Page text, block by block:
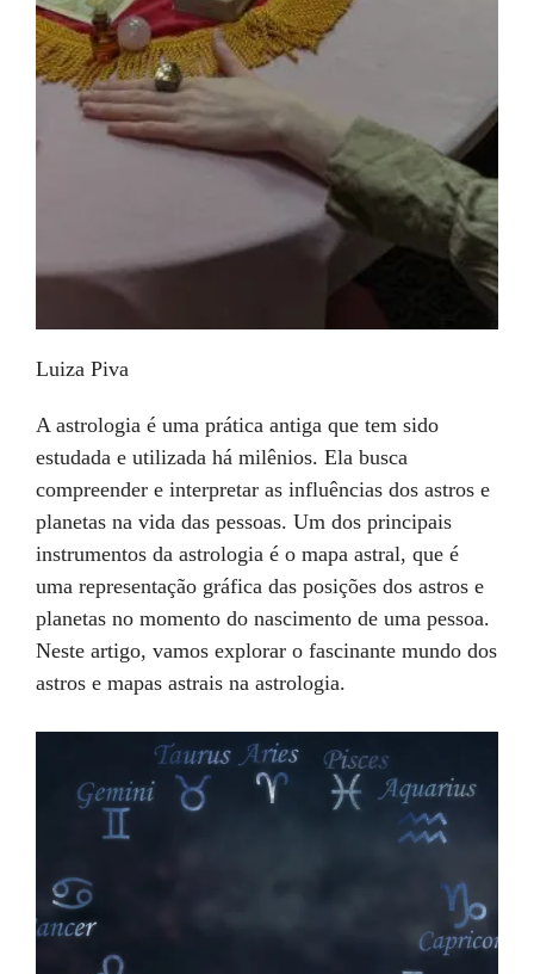
Luiza Piva
A astrologia é uma prática antiga que tem sido
estudada e utilizada há milênios. Ela busca
compreender e interpretar as influências dos astros e
planetas na vida das pessoas. Um dos principais
instrumentos da astrologia é o mapa astral, que é
uma representação gráfica das posições dos astros e
planetas no momento do nascimento de uma pessoa.
Neste artigo, vamos explorar o fascinante mundo dos
astros e mapas astrais na astrologia.